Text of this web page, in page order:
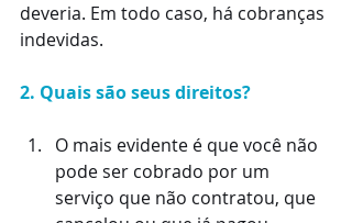
deveria. Em todo caso, há cobranças
indevidas.
2. Quais são seus direitos?
O mais evidente é que você não
pode ser cobrado por um
serviço que não contratou, que